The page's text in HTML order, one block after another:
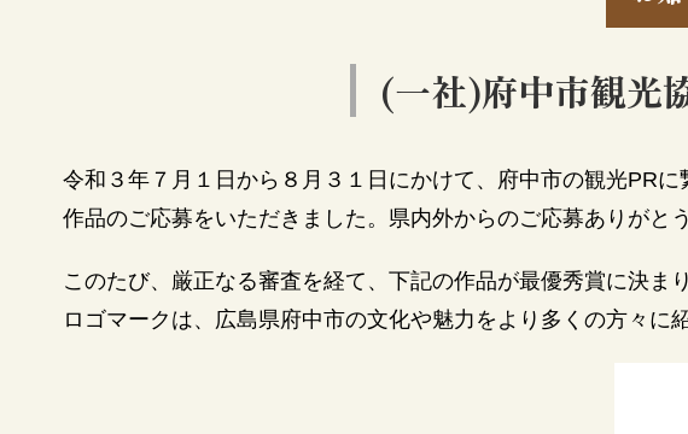
(一社)府中市観光
令和３年７月１日から８月３１日にかけて、府中市の観光PR
作品のご応募をいただきました。県内外からのご応募ありがと
このたび、厳正なる審査を経て、下記の作品が最優秀賞に決ま
ロゴマークは、広島県府中市の文化や魅力をより多くの方々に